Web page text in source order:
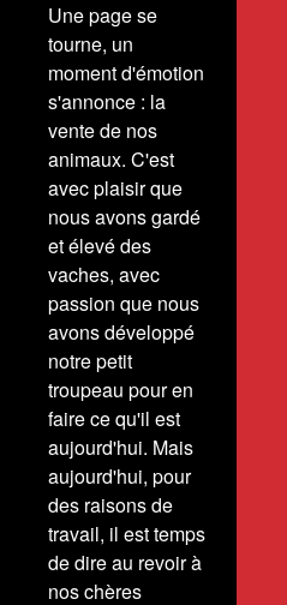
Une page se
tourne, un
moment d'émotion
s'annonce : la
vente de nos
animaux. C'est
avec plaisir que
nous avons gardé
et élevé des
vaches, avec
passion que nous
avons développé
notre petit
troupeau pour en
faire ce qu'il est
aujourd'hui. Mais
aujourd'hui, pour
des raisons de
travail, il est temps
de dire au revoir à
nos chères